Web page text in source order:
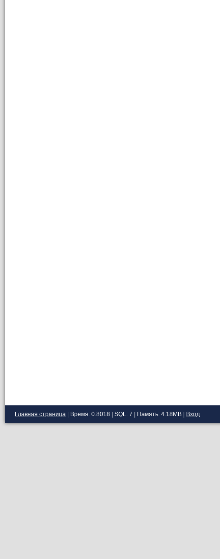
Главная страница | Время: 0.8018 | SQL: 7 | Память: 4.18MB Вход